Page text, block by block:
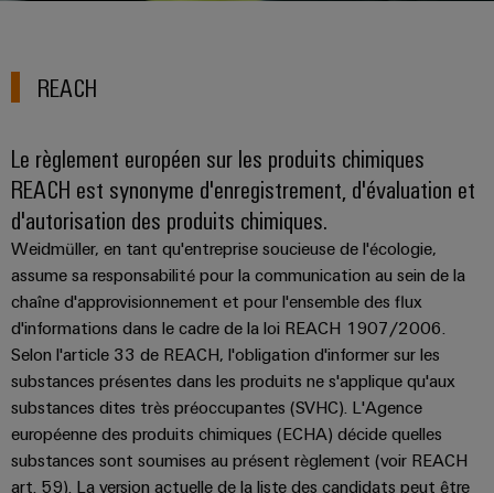
être
expérimentées.
bâtiment
Solutions
pour
besoins
spécifiques
de
la
d'infrastructures
Construction
d'armoire
Des
solutions
raccordement
Microréseaux
DC
u-
OS
edge
computing
5G
industrielle
Single
Blocs
de
enfichables
pour
circuit
imprimé
et
connecteurs
pour
circuit
imprimé
Systèmes
de
Weidmüller
produits
Technique de
raccordement
pratique pour
votre
industrie. Nos
pour la
connectivité
câbles
Service
de
livraison
rapide
Services
de
conseil
et
d’ingénierie
numérique
des
Canada
Sales
Representatives
Events
&
Promotions
Weidmüller
Canada
at
Cabinet
IT/OT
Convergence
Foundations
Power
Management
Solutions
Industrial
Cybersecurity
ALL
SERVICES
Faits
chiffres
Durabilité
Académie
de
Weidmüller
Conformité
Sites
Informations
et
REACH
Le règlement européen sur les produits chimiques
REACH est synonyme d'enregistrement, d'évaluation et
d'autorisation des produits chimiques.
Weidmüller, en tant qu'entreprise soucieuse de l'écologie,
assume sa responsabilité pour la communication au sein de la
chaîne d'approvisionnement et pour l'ensemble des flux
d'informations dans le cadre de la loi REACH 1907/2006.
Selon l'article 33 de REACH, l'obligation d'informer sur les
substances présentes dans les produits ne s'applique qu'aux
substances dites très préoccupantes (SVHC). L'Agence
européenne des produits chimiques (ECHA) décide quelles
substances sont soumises au présent règlement (voir REACH
art. 59). La version actuelle de la liste des candidats peut être